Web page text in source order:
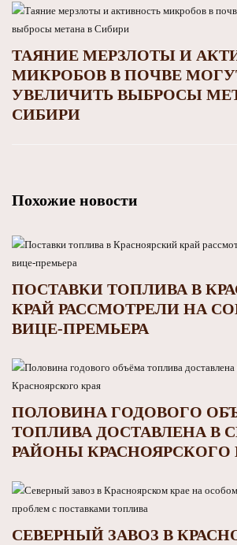
ТАЯНИЕ МЕРЗЛОТЫ И
МИКРОБОВ В ПОЧВЕ
УВЕЛИЧИТЬ ВЫБРОСЫ
СИБИРИ
Похожие новости
ПОСТАВКИ ТОПЛИВА В
КРАЙ РАССМОТРЕЛИ НА
ВИЦЕ-ПРЕМЬЕРА
ПОЛОВИНА ГОДОВОГО
ТОПЛИВА ДОСТАВЛЕНА В
РАЙОНЫ КРАСНОЯРСКОГО
СЕВЕРНЫЙ ЗАВОЗ В